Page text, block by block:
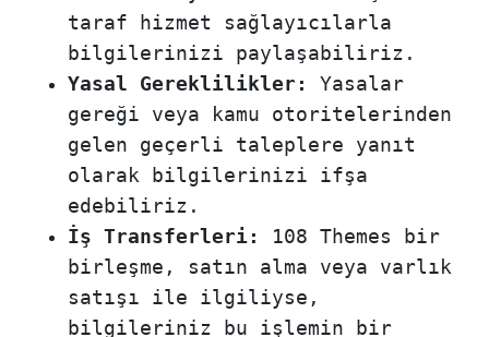
taraf hizmet sağlayıcılarla
bilgilerinizi paylaşabiliriz.
Yasal Gereklilikler:
Yasalar
gereği veya kamu otoritelerinden
gelen geçerli taleplere yanıt
olarak bilgilerinizi ifşa
edebiliriz.
İş Transferleri:
108 Themes bir
birleşme, satın alma veya varlık
satışı ile ilgiliyse,
bilgileriniz bu işlemin bir